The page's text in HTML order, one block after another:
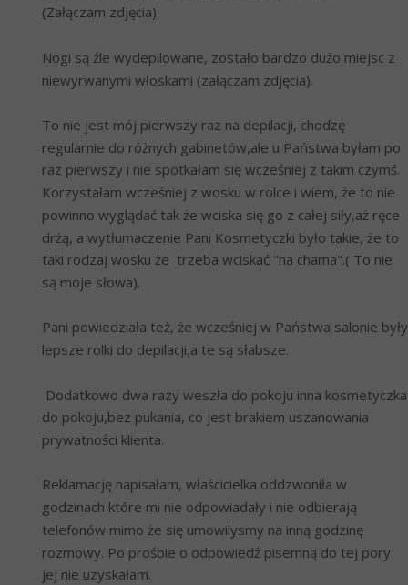
(Załączam zdjęcia)
Nogi są źle wydepilowane, zostało bardzo dużo miejsc z
niewyrwanymi włoskami (załączam zdjęcia).
To nie jest mój pierwszy raz na depilacji, chodzę
regularnie do różnych gabinetów,ale u Państwa byłam po
raz pierwszy i nie spotkałam się wcześniej z takim czymś.
Korzystałam wcześniej z wosku w rolce i wiem, że to nie
powinno wyglądać tak że wciska się go z całej siły,aż ręce
drżą, a wytłumaczenie Pani Kosmetyczki było takie, że to
taki rodzaj wosku że  trzeba wciskać "na chama".( To nie
są moje słowa).
Pani powiedziała też, że wcześniej w Państwa salonie były
lepsze rolki do depilacji,a te są słabsze.
Dodatkowo dwa razy weszła do pokoju inna kosmetyczka
do pokoju,bez pukania, co jest brakiem uszanowania
prywatności klienta.
Reklamację napisałam, właścicielka oddzwoniła w
godzinach które mi nie odpowiadały i nie odbierają
telefonów mimo że się umowilysmy na inną godzinę
rozmowy. Po prośbie o odpowiedź pisemną do tej pory
jej nie uzyskałam.